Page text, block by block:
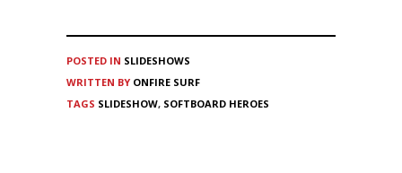
POSTED IN SLIDESHOWS
WRITTEN BY ONFIRE SURF
TAGS SLIDESHOW, SOFTBOARD HEROES